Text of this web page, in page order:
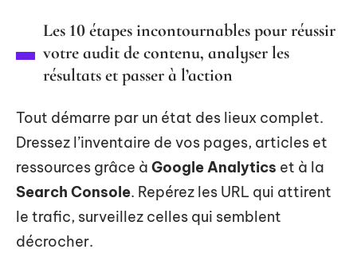
Les 10 étapes incontournables pour réussir
votre audit de contenu, analyser les
résultats et passer à l’action
Tout démarre par un état des lieux complet.
Dressez l’inventaire de vos pages, articles et
ressources grâce à Google Analytics et à la
Search Console. Repérez les URL qui attirent
le trafic, surveillez celles qui semblent
décrocher.